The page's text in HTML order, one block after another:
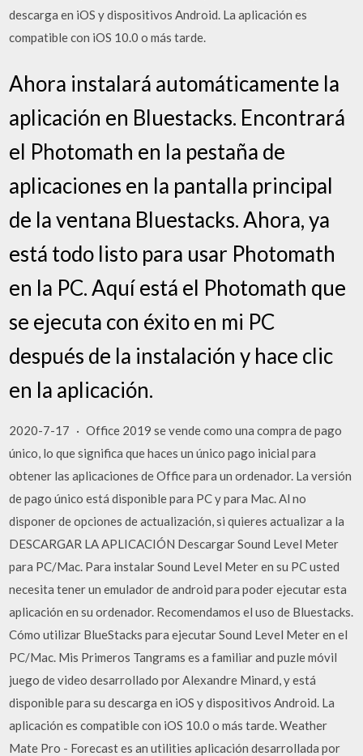
descarga en iOS y dispositivos Android. La aplicación es
compatible con iOS 10.0 o más tarde.
Ahora instalará automáticamente la
aplicación en Bluestacks. Encontrará
el Photomath en la pestaña de
aplicaciones en la pantalla principal
de la ventana Bluestacks. Ahora, ya
está todo listo para usar Photomath
en la PC. Aquí está el Photomath que
se ejecuta con éxito en mi PC
después de la instalación y hace clic
en la aplicación.
2020-7-17 · Office 2019 se vende como una compra de pago
único, lo que significa que haces un único pago inicial para
obtener las aplicaciones de Office para un ordenador. La versión
de pago único está disponible para PC y para Mac. Al no
disponer de opciones de actualización, si quieres actualizar a la
DESCARGAR LA APLICACIÓN Descargar Sound Level Meter
para PC/Mac. Para instalar Sound Level Meter en su PC usted
necesita tener un emulador de android para poder ejecutar esta
aplicación en su ordenador. Recomendamos el uso de Bluestacks.
Cómo utilizar BlueStacks para ejecutar Sound Level Meter en el
PC/Mac. Mis Primeros Tangrams es a familiar and puzle móvil
juego de video desarrollado por Alexandre Minard, y está
disponible para su descarga en iOS y dispositivos Android. La
aplicación es compatible con iOS 10.0 o más tarde. Weather
Mate Pro - Forecast es an utilities aplicación desarrollada por